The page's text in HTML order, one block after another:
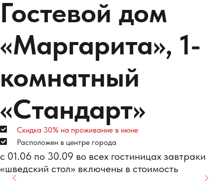
Гостевой дом
«Маргарита», 1-
комнатный
«Стандарт»
Скидка 30% на проживание в июне
Расположен в центре города
с 01.06 по 30.09 во всех гостиницах завтраки
«шведский стол» включены в стоимость